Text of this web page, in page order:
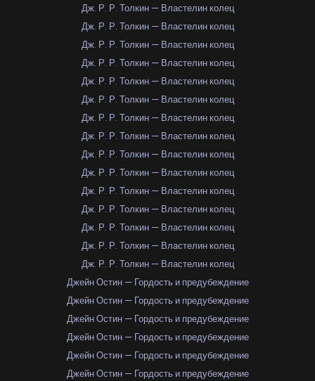
Дж. Р. Р. Толкин — Властелин колец
Дж. Р. Р. Толкин — Властелин колец
Дж. Р. Р. Толкин — Властелин колец
Дж. Р. Р. Толкин — Властелин колец
Дж. Р. Р. Толкин — Властелин колец
Дж. Р. Р. Толкин — Властелин колец
Дж. Р. Р. Толкин — Властелин колец
Дж. Р. Р. Толкин — Властелин колец
Дж. Р. Р. Толкин — Властелин колец
Дж. Р. Р. Толкин — Властелин колец
Дж. Р. Р. Толкин — Властелин колец
Дж. Р. Р. Толкин — Властелин колец
Дж. Р. Р. Толкин — Властелин колец
Дж. Р. Р. Толкин — Властелин колец
Дж. Р. Р. Толкин — Властелин колец
Джейн Остин — Гордость и предубеждение
Джейн Остин — Гордость и предубеждение
Джейн Остин — Гордость и предубеждение
Джейн Остин — Гордость и предубеждение
Джейн Остин — Гордость и предубеждение
Джейн Остин — Гордость и предубеждение